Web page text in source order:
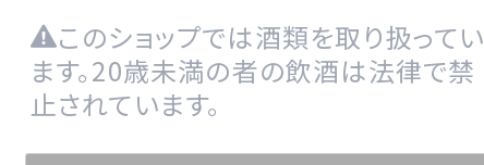
このショップでは酒類を取り扱ってい
ます。20歳未満の者の飲酒は法律で禁
止されています。